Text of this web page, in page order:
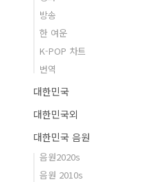
방송
한 여운
K-POP 차트
번역
대한민국
대한민국외
대한민국 음원
음원2020s
음원 2010s